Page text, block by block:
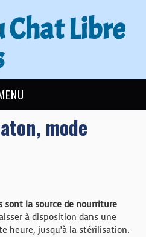
Chat Libre
mode
sont la source de nourriture
à disposition dans une
heure, jusqu’à la stérilisation.